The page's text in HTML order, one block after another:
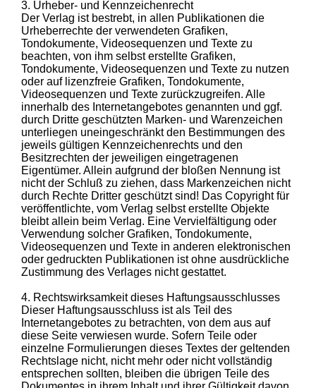
3. Urheber- und Kennzeichenrecht
Der Verlag ist bestrebt, in allen Publikationen die
Urheberrechte der verwendeten Grafiken,
Tondokumente, Videosequenzen und Texte zu
beachten, von ihm selbst erstellte Grafiken,
Tondokumente, Videosequenzen und Texte zu nutzen
oder auf lizenzfreie Grafiken, Tondokumente,
Videosequenzen und Texte zurückzugreifen. Alle
innerhalb des Internetangebotes genannten und ggf.
durch Dritte geschützten Marken- und Warenzeichen
unterliegen uneingeschränkt den Bestimmungen des
jeweils gültigen Kennzeichenrechts und den
Besitzrechten der jeweiligen eingetragenen
Eigentümer. Allein aufgrund der bloßen Nennung ist
nicht der Schluß zu ziehen, dass Markenzeichen nicht
durch Rechte Dritter geschützt sind! Das Copyright für
veröffentlichte, vom Verlag selbst erstellte Objekte
bleibt allein beim Verlag. Eine Vervielfältigung oder
Verwendung solcher Grafiken, Tondokumente,
Videosequenzen und Texte in anderen elektronischen
oder gedruckten Publikationen ist ohne ausdrückliche
Zustimmung des Verlages nicht gestattet.
4. Rechtswirksamkeit dieses Haftungsausschlusses
Dieser Haftungsausschluss ist als Teil des
Internetangebotes zu betrachten, von dem aus auf
diese Seite verwiesen wurde. Sofern Teile oder
einzelne Formulierungen dieses Textes der geltenden
Rechtslage nicht, nicht mehr oder nicht vollständig
entsprechen sollten, bleiben die übrigen Teile des